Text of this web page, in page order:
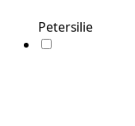
Petersilie